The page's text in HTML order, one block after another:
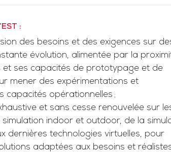
:
des besoins et des exigences sur
évolution, alimentée par la
et ses capacités de prototypage et de
mener des expérimentations et
capacités opérationnelles ;
et sans cesse renouvelée sur
indoor et outdoor, de la
dernières technologies virtuelles, pour
adaptées aux besoins et